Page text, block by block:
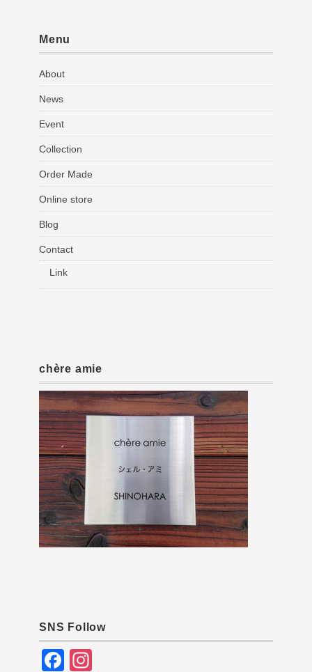
Menu
About
News
Event
Collection
Order Made
Online store
Blog
Contact
Link
chère amie
SNS Follow
F